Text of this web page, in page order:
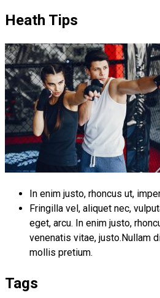
Heath Tips
In enim justo, rhoncus ut,
Fringilla vel, aliquet nec,
eget, arcu. In enim justo,
venenatis vitae, justo.Nullam
mollis pretium.
Tags